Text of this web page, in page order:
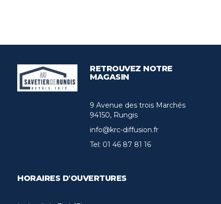
RETROUVEZ NOTRE
MAGASIN
9 Avenue des trois Marchés
94150, Rungis
info@krc-diffusion.fr
Tel: 01 46 87 81 16
HORAIRES D'OUVERTURES